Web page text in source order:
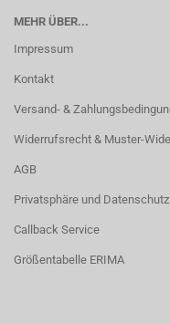
MEHR ÜBER...
Impressum
Kontakt
Versand- &
Widerrufsrecht & Muster-
AGB
Privatsphäre und Datenschutz
Callback Service
Größentabelle ERIMA